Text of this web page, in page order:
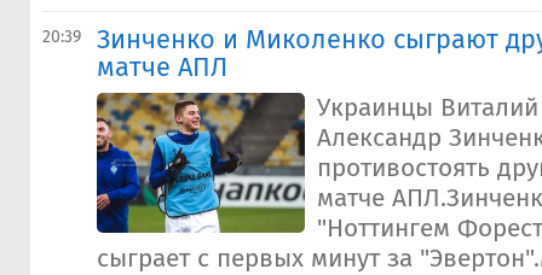
20:39
Зинченко и Миколенко сыграют
матче АПЛ
Украинцы
Александр
противостоять
матче
"Ноттингем
сыграет с первых минут за